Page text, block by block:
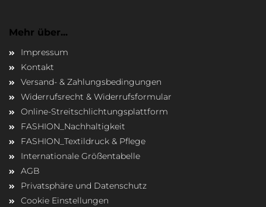
Mehr über...
Impressum
Kontakt
Versand- & Zahlungsbedingungen
Widerrufsrecht & Widerrufsformular
Online-Streitschlichtungsplattform
FASHION_Nachhaltigkeit
FASHION_Textildruck & Pflege
Internationale Größentabelle
AGB
Privatsphäre und Datenschutz
Cookie Einstellungen